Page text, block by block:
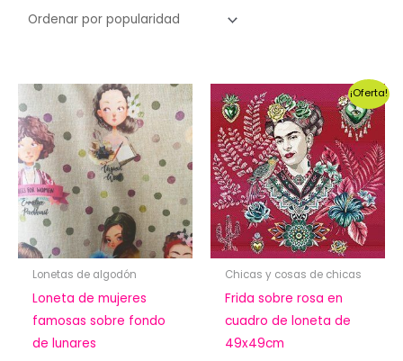
Lonetas de algodón
Loneta de mujeres
famosas sobre fondo
de lunares
¡Oferta!
Chicas y cosas de chicas
Frida sobre rosa en
cuadro de loneta de
49x49cm